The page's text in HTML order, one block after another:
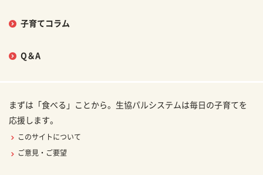
子育てコラム
Q＆A
まずは「食べる」ことから。生協パルシステムは毎日の子育てを
応援します。
このサイトについて
ご意見・ご要望